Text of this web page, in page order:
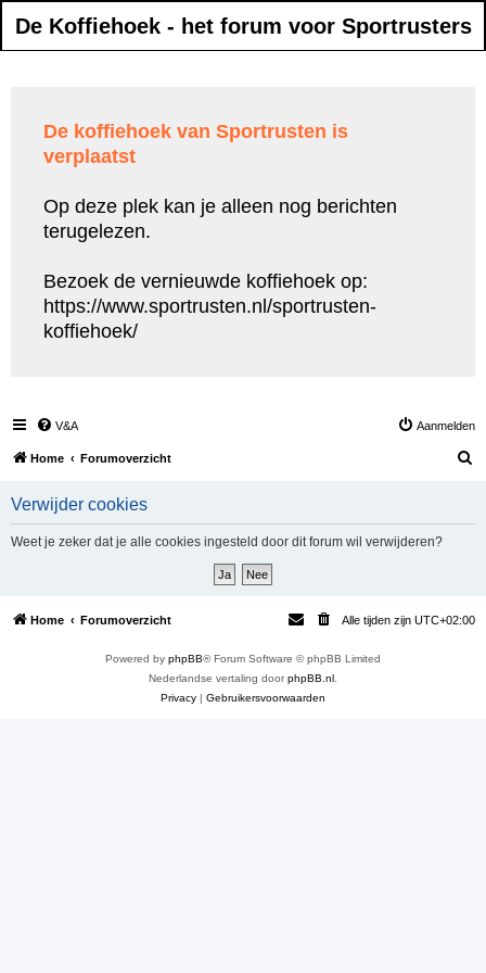
De Koffiehoek - het forum voor Sportrusters
De koffiehoek van Sportrusten is
verplaatst
Op deze plek kan je alleen nog berichten
terugelezen.
Bezoek de vernieuwde koffiehoek op:
https://www.sportrusten.nl/sportrusten-
koffiehoek/
V&A Aanmelden
Home Forumoverzicht
Verwijder cookies
Weet je zeker dat je alle cookies ingesteld door dit forum wil verwijderen?
Home Forumoverzicht Alle tijden zijn UTC+02:00
Powered by phpBB® Forum Software © phpBB Limited
Nederlandse vertaling doorphpBB.nl
Privacy | Gebruikersvoorwaarden